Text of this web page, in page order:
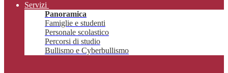
Servizi
Panoramica
Famiglie e studenti
Personale scolastico
Percorsi di studio
Bullismo e Cyberbullismo